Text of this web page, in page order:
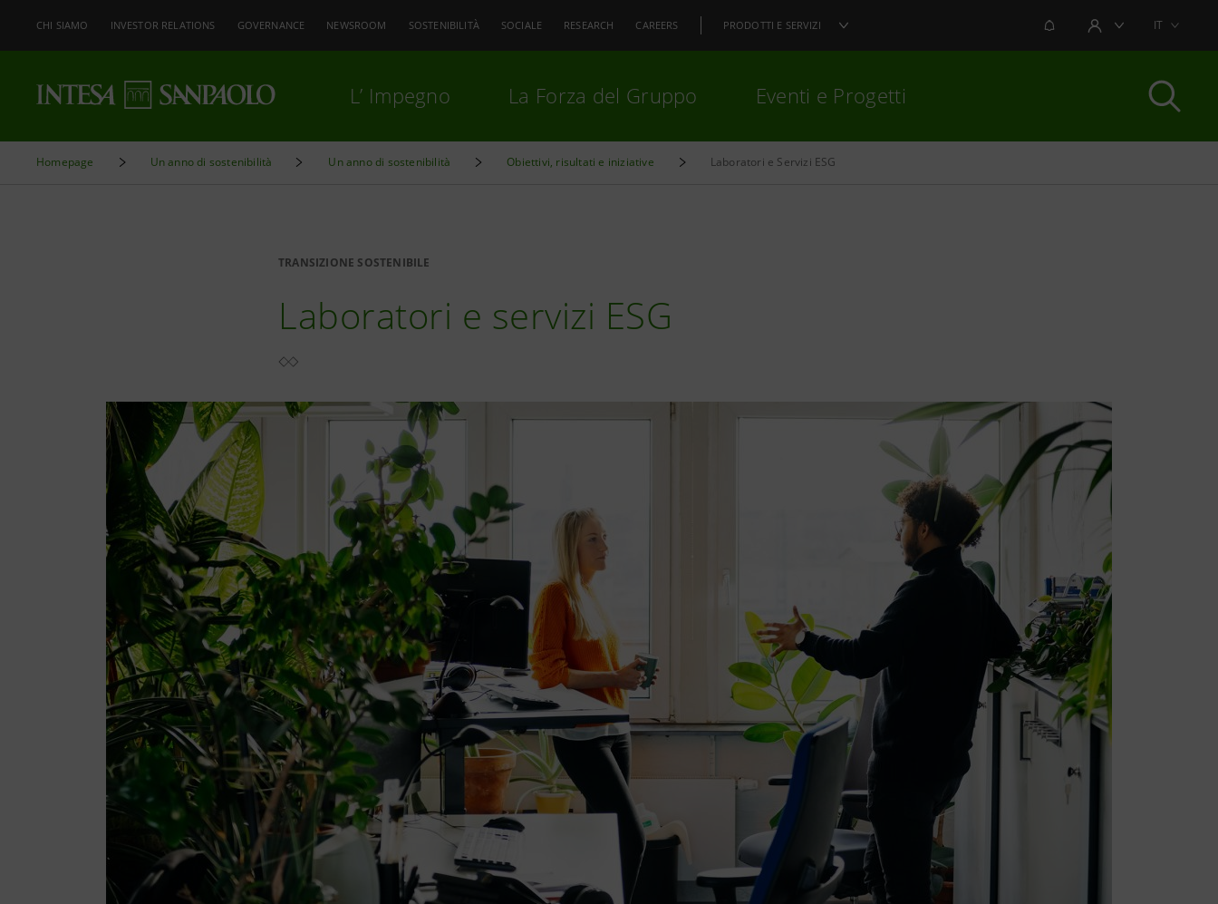
CHI SIAMO INVESTOR RELATIONS GOVERNANCE NEWSROOM SOSTENIBILITÀ SOCIALE RESEARCH CAREERS PRODOTTI E SERVIZI NOTIFICHEAREA UTENTEIT
L’ Impegno La Forza del Gruppo Eventi e Progetti
Homepage Un anno di sostenibilità Un anno di sostenibilità Obiettivi, risultati e iniziative Laboratori e Servizi ESG
TRANSIZIONE SOSTENIBILE
Laboratori e servizi ESG